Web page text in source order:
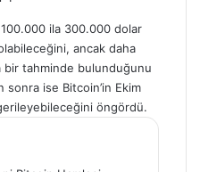
ila 300.000 dolar
ancak daha
bir tahminde bulunduğunu
sonra ise Bitcoin’in Ekim
öngördü.